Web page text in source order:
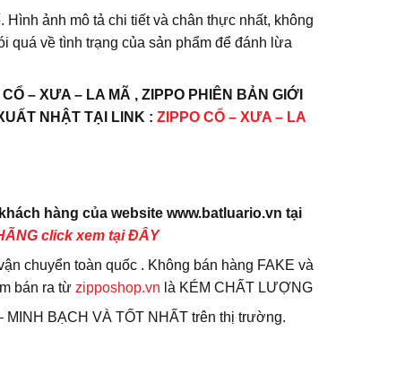
Hình ảnh mô tả chi tiết và chân thực nhất, không
quá về tình trạng của sản phẩm để đánh lừa
– XƯA – LA MÃ , ZIPPO PHIÊN BẢN GIỚI
NHẬT TẠI LINK : ZIPPO CỔ – XƯA – LA
hàng của website www.batluario.vn tại
click xem tại ĐÂY
chuyển toàn quốc . Không bán hàng FAKE và
bán ra từ zipposhop.vn là KÉM CHẤT LƯỢNG
BẠCH VÀ TỐT NHẤT trên thị trường.